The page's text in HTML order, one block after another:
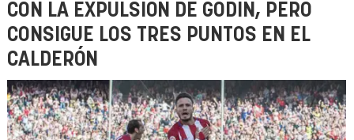
CON LA EXPULSIÓN DE GODÍN, PERO
CONSIGUE LOS TRES PUNTOS EN EL
CALDERÓN